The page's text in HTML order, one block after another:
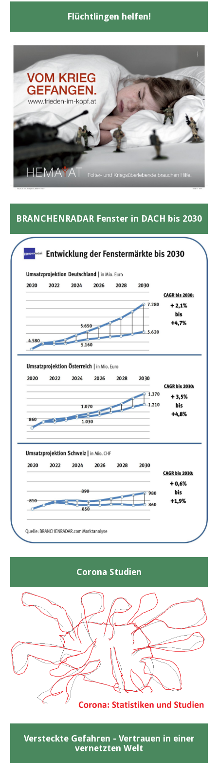
Flüchtlingen helfen!
BRANCHENRADAR Fenster in DACH bis 2030
Corona Studien
Versteckte Gefahren - Vertrauen in einer
vernetzten Welt